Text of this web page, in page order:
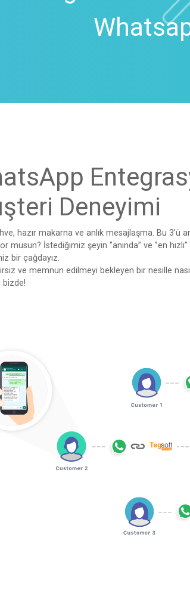
Deneyimi
hazır makarna ve anlık mesajlaşma. Bu 3’ü
musun? İstediğimiz şeyin ‘’anında’’ ve ‘’en
bir çağdayız.
ve memnun edilmeyi bekleyen bir nesille
bizde!